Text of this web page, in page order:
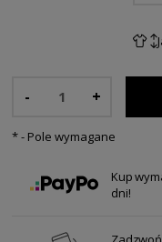
- +
*- Pole wymagane
Kup
dni!